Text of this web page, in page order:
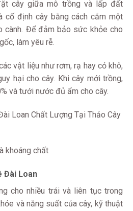
cây giữa mô trồng và lấp đất
cố định cây bằng cách cắm một
cành. Để đảm bảo sức khỏe cho
làm yêu rễ.
vật liệu như rơm, rạ hay cỏ khô,
hại cho cây. Khi cây mới trồng,
và tưới nước đủ ẩm cho cây.
khoáng chất
Đài Loan
cho nhiều trái và liên tục trong
và năng suất của cây, kỹ thuật